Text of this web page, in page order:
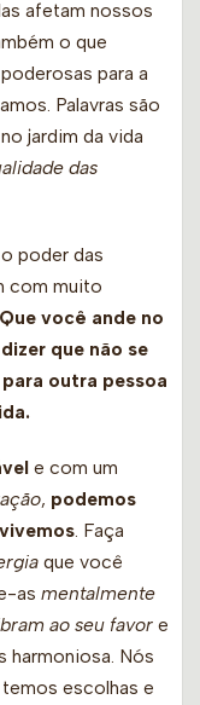
afetam nossos
o que
para a
Palavras são
jardim da vida
das
poder das
com muito
você ande no
que não se
outra pessoa
e com um
, podemos
. Faça
que você
as mentalmente
ao seu favor e
harmoniosa. Nós
escolhas e